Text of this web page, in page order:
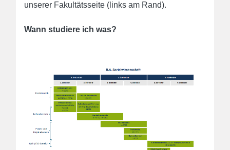
unserer Fakultätsseite (links am Rand).
Wann studiere ich was?